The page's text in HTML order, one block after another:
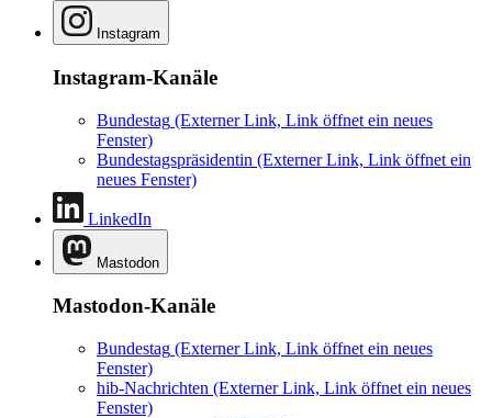
Instagram
Instagram-Kanäle
Bundestag (Externer Link, Link öffnet ein neues
Fenster)
Bundestagspräsidentin (Externer Link, Link öffnet ein
neues Fenster)
LinkedIn
Mastodon
Mastodon-Kanäle
Bundestag (Externer Link, Link öffnet ein neues
Fenster)
hib-Nachrichten (Externer Link, Link öffnet ein neues
Fenster)